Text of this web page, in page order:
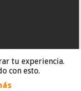
tu experiencia.
con esto.